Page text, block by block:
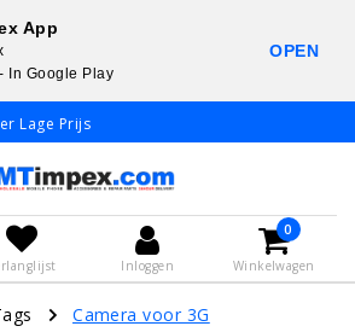
Lage Prijs
Inloggen
0
Winkelwagen
Camera voor 3G
App
In Google Play
OPEN